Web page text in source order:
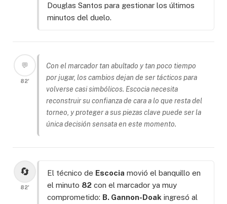
Douglas Santos para gestionar los últimos
minutos del duelo.
💬
82'
Con el marcador tan abultado y tan poco tiempo
por jugar, los cambios dejan de ser tácticos para
volverse casi simbólicos. Escocia necesita
reconstruir su confianza de cara a lo que resta del
torneo, y proteger a sus piezas clave puede ser la
única decisión sensata en este momento.
🔄
82'
El técnico de Escocia movió el banquillo en
el minuto 82 con el marcador ya muy
comprometido: B. Gannon-Doak ingresó al